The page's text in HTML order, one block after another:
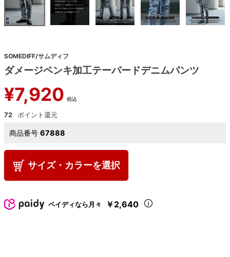
SOMEDIFF/サムディフ
ダメージペンキ加工テーパードデニムパンツ
¥7,920 税込
72
商品番号 67888
サイズ・カラーを選択
ペイディなら月々 ￥2,640